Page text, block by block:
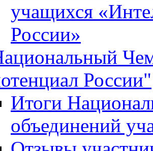
учащихся
России»
России"
Итоги
объединений